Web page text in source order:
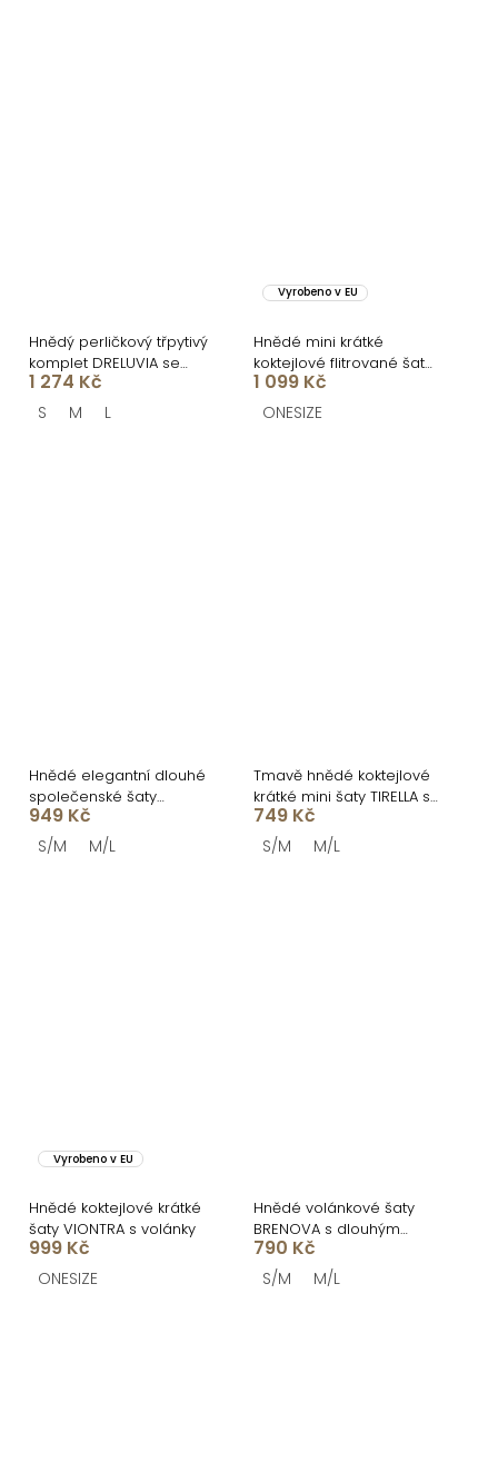
Hnědý perličkový třpytivý
komplet DRELUVIA se
sukní
1 274 Kč
S M L
Vyrobeno v EU
Hnědé mini krátké
koktejlové flitrované šaty
TYRALA s rozparkem
1 099 Kč
ONESIZE
Hnědé elegantní dlouhé
společenské šaty
NADRIMA
949 Kč
S/M M/L
Tmavě hnědé koktejlové
krátké mini šaty TIRELLA s
řasením
749 Kč
S/M M/L
Vyrobeno v EU
Hnědé koktejlové krátké
šaty VIONTRA s volánky
999 Kč
ONESIZE
Hnědé volánkové šaty
BRENOVA s dlouhým
rukávem
790 Kč
S/M M/L